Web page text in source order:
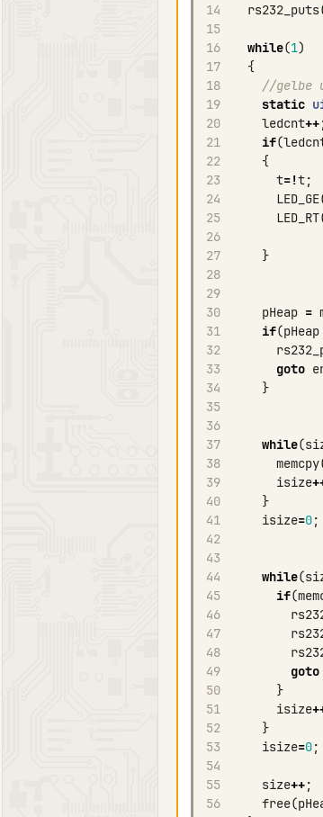
14
rs232_puts
15
16
while(1)
17
{
18
//gelbe
19
static
20
ledcnt++
21
if(
22
{
23
t=!t;
24
LED_GE
25
LED_RT
26
27
}
28
29
30
pHeap =
31
if(pHeap
32
33
goto
34
}
35
36
37
while(
38
memcpy
39
isize
40
}
41
isize=0;
42
43
44
while(
45
if(
46
47
48
49
goto
50
}
51
isize
52
}
53
isize=0;
54
55
size++;
56
free(